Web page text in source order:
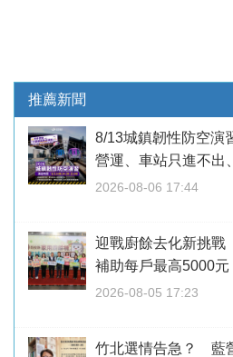
推薦新聞
8/13城鎮韌性防空
營運、車站只進不出
2026-08-06 17:44
迎戰廚餘去化新挑
補助每戶最高5000
2026-08-05 17:23
竹北選情告急？ 藍